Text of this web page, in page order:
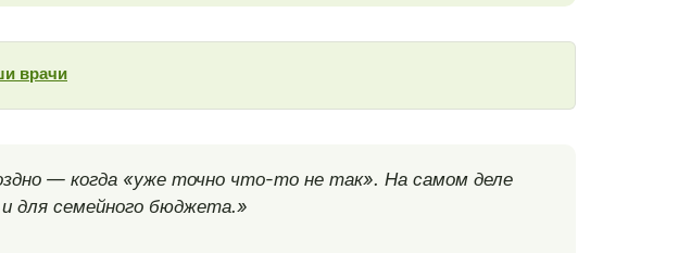
врачи
— когда «уже точно что-то не так». На самом деле
для семейного бюджета.»